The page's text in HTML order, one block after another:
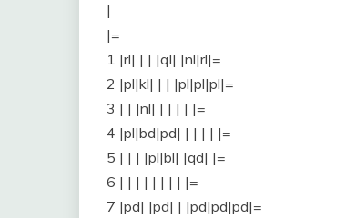
|
|=
1 |rl| | | |ql| |nl|rl|=
2 |pl|kl| | | |pl|pl|pl|=
3 | | |nl| | | | | |=
4 |pl|bd|pd| | | | | |=
5 | | | |pl|bl| |qd| |=
6 | | | | | | | | |=
7 |pd| |pd| | |pd|pd|pd|=